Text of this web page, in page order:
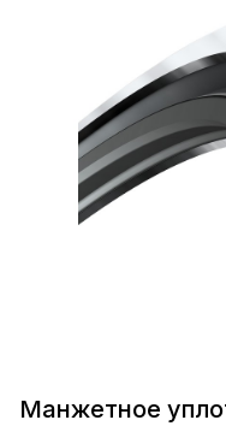
Манжетное